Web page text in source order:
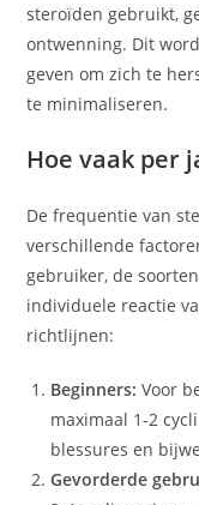
steroïden gebruikt,
ontwenning. Dit
geven om zich te
te minimaliseren.
Hoe vaak per
De frequentie van
verschillende
gebruiker, de
individuele reactie
richtlijnen:
Beginners: Voor
maximaal 1-2
blessures en
Gevorderde